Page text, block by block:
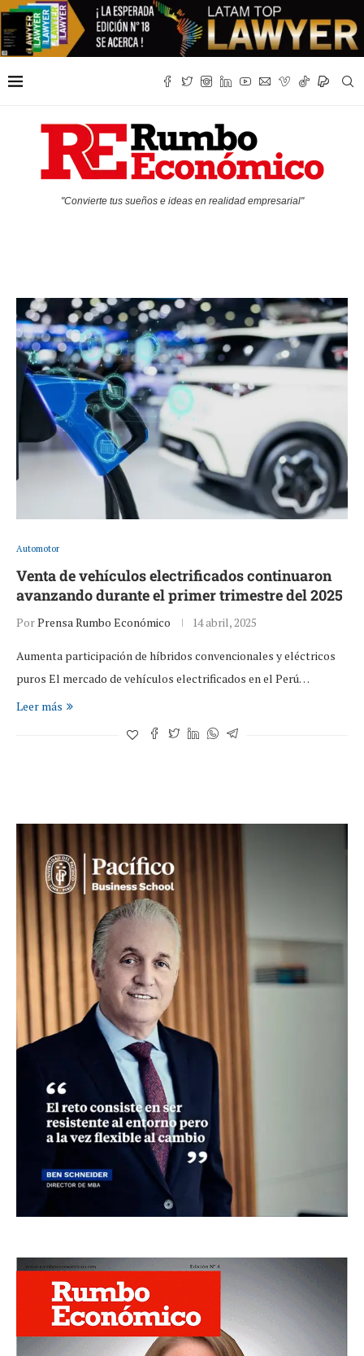
"Convierte tus sueños e ideas en realidad empresarial"
Automotor
Venta de vehículos electrificados continuaron
avanzando durante el primer trimestre del 2025
PorPrensa Rumbo Económico 14 abril, 2025
Aumenta participación de híbridos convencionales y eléctricos
puros El mercado de vehículos electrificados en el Perú…
Leer más